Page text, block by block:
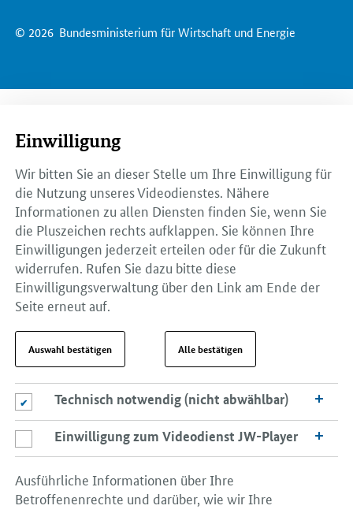
© 2026 Bundesministerium für Wirtschaft und Energie
Einwilligung
Wir bitten Sie an dieser Stelle um Ihre Einwilligung für
die Nutzung unseres Videodienstes. Nähere
Informationen zu allen Diensten finden Sie, wenn Sie
die Pluszeichen rechts aufklappen. Sie können Ihre
Einwilligungen jederzeit erteilen oder für die Zukunft
widerrufen. Rufen Sie dazu bitte diese
Einwilligungsverwaltung über den Link am Ende der
Seite erneut auf.
Auswahl bestätigen Alle bestätigen
Technisch notwendig (nicht abwählbar)
Technisch notwendig (nicht abwählbar)
Einwilligung zum Videodienst JW-Player
Einwilligung zum Videodienst JW-Player
Ausführliche Informationen über Ihre
Betroffenenrechte und darüber, wie wir Ihre